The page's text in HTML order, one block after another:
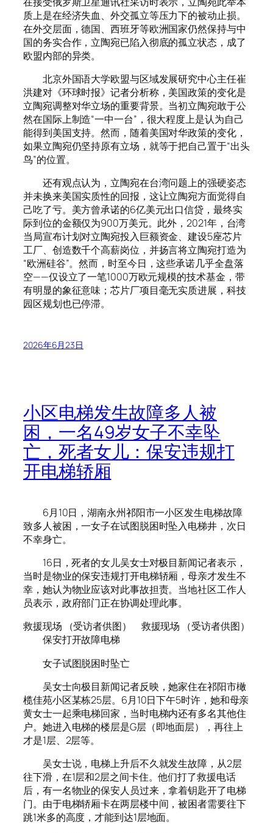
质上是在经济失血、外交孤立等压力下的被动止损。
在外交层面，德国、西班牙等欧洲国家仍然保持与中
国的务实合作，立陶宛已陷入彻底的孤立状态，成了
欧盟内部的异类。
北京外国语大学欧盟与区域发展研究中心主任崔
洪建对《环球时报》记者分析称，美国政策的变化是
立陶宛调整对华立场的重要背景。当初立陶宛敢于公
然在国际上制造“一中一台”，很大程度上是认为自己
能得到美国支持。然而，随着美国对华政策的变化，
如果立陶宛仍坚持原有立场，就等于把自己置于“出头
鸟”的位置。
还有观点认为，立陶宛在台湾问题上的强硬姿态
并未换来美国实质性的回报，这让立陶宛方面觉得自
己吃了亏。美方曾承诺的6亿美元出口信贷，最终实
际到位的金额仅为900万美元。此外，2021年，台湾
当局宣布计划对立陶宛投入巨额资金、建设5座芯片
工厂、创造数千个高薪岗位，并扬言将立陶宛打造为
“欧洲硅谷”。然而，时至今日，这些承诺几乎全盘落
空——仅设立了一笔1000万欧元规模的技术基金，带
有明显的象征意味；芯片厂项目毫无实质进展，科技
园区规划也已停滞。
2026年6月23日
小区电梯发生故障多人被
困，一名49岁女子不幸坠
亡，死者女儿：保安违规打
开电梯轿厢
6月10日，湖南永州祁阳市一小区发生电梯故障
致多人被困，一女子在试图脱困时坠入电梯井，次日
不幸身亡。
16日，死者的女儿吴女士对极目新闻记者表示，
当时是物业的保安违规打开电梯轿厢，母亲才发生不
幸，她认为物业应该对此事故担责。当地社区工作人
员表示，政府部门正在协调处理此事。
救援现场 （受访者供图） 救援现场 （受访者供图）
保安打开故障电梯
女子试图脱困时坠亡
吴女士向极目新闻记者反映，她家住在祁阳市橄
榄佳苑小区某栋25层。6月10日下午5时许，她和母亲
黄女士一起乘电梯回家，当时电梯内还有多名其他住
户。她进入电梯的楼层是G层（即地面层），再往上
才是1层、2层等。
吴女士说，电梯上升后不久就发生故障，从2层
往下滑，在1层和2层之间卡住。他们打了救援电话
后，有一名物业的保安人员过来，拿着钥匙开了电梯
门。由于电梯轿厢卡在两层楼中间，被困者需要往下
跳1米多的高度，才能到达1层地面。